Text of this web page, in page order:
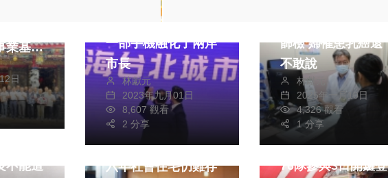
業基金
電視公
年度
系統執
日
一部手機融化了兩岸
市長
林獻元
2023年九月01日
8,607 觀看
2 分享
篩檢 婦罹患乳癌還
不敢說
林獻元
2025年一月10日
4,326 觀看
1 分享
不能這
政治 財經及消費
台中市青年即使住滿
六年社會住宅仍難存
政治
兩岸道教文化交流專區
臺東元宵遶境祈福
76隊參與3日開鑼登